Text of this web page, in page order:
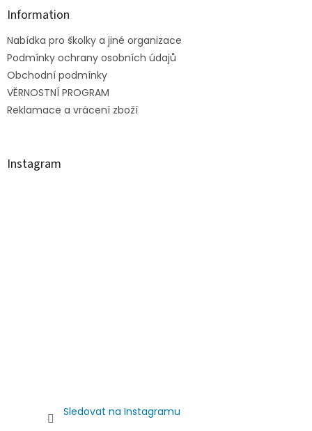
Information
Nabídka pro školky a jiné organizace
Podmínky ochrany osobních údajů
Obchodní podmínky
VĚRNOSTNÍ PROGRAM
Reklamace a vrácení zboží
Instagram
Sledovat na Instagramu